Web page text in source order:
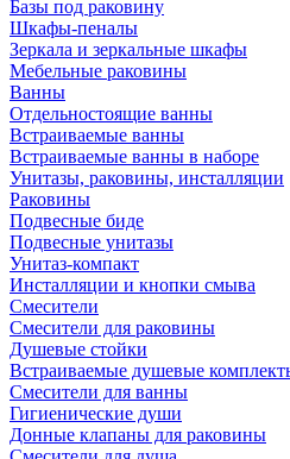
Базы под раковину
Шкафы-пеналы
Зеркала и зеркальные шкафы
Мебельные раковины
Ванны
Отдельностоящие ванны
Встраиваемые ванны
Встраиваемые ванны в наборе
Унитазы, раковины, инсталляции
Раковины
Подвесные биде
Подвесные унитазы
Унитаз-компакт
Инсталляции и кнопки смыва
Смесители
Смесители для раковины
Душевые стойки
Встраиваемые душевые
Смесители для ванны
Гигиенические души
Донные клапаны для раковины